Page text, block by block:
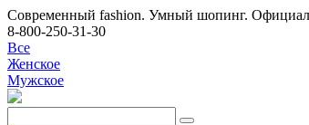
Современный fashion. Умный шопинг.
8-800-250-31-30
Все
Женское
Мужское